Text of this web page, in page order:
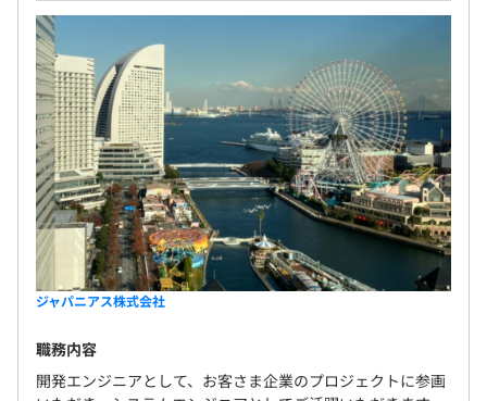
ジャパニアス株式会社
職務内容
開発エンジニアとして、お客さま企業のプロジェクトに参画